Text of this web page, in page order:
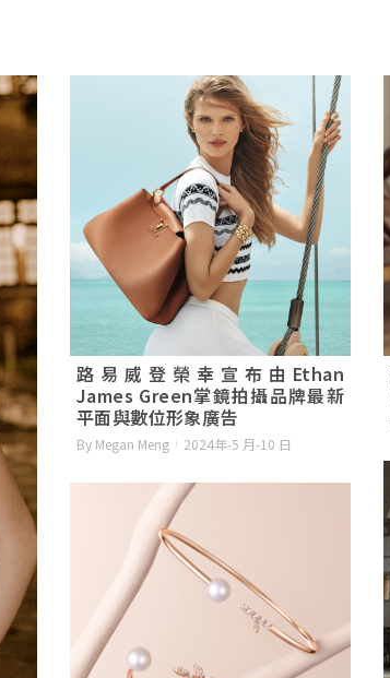
路易威登榮幸宣布由Ethan
James Green掌鏡拍攝品牌最新
平面與數位形象廣告
By Megan Meng 2024年-5 月-10 日